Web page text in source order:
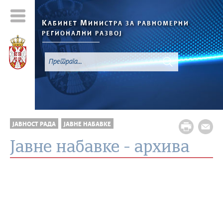
КАБИНЕТ М ИНИСТРА ЗА РАВНОМЕРНИ
РЕГИОНАЛНИ РАЗВОЈ
ЈАВНОСТ РАДА ЈАВНЕ НАБАВКЕ
Јавне набавке - архива